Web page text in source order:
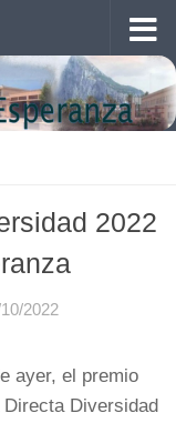
2022
2022
ayer, el premio
Diversidad